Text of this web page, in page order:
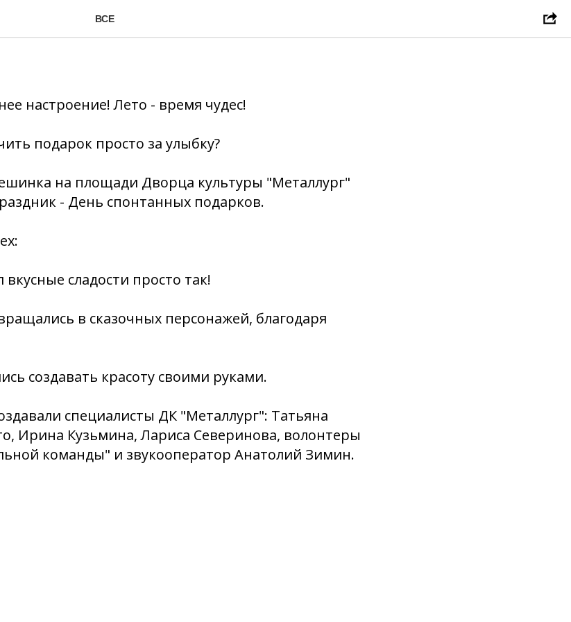
ВСЕ
подарков
настроение! Лето - время чудес!
подарок просто за улыбку?
на площади Дворца культуры "Металлург"
- День спонтанных подарков.
сладости просто так!
в сказочных персонажей, благодаря
создавать красоту своими руками.
специалисты ДК "Металлург": Татьяна
Ирина Кузьмина, Лариса Северинова, волонтеры
команды" и звукооператор Анатолий Зимин.